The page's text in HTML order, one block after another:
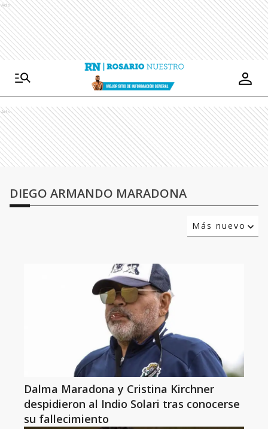
Ads
Ads
DIEGO ARMANDO MARADONA
Más nuevo
Dalma Maradona y Cristina Kirchner
despidieron al Indio Solari tras conocerse
su fallecimiento